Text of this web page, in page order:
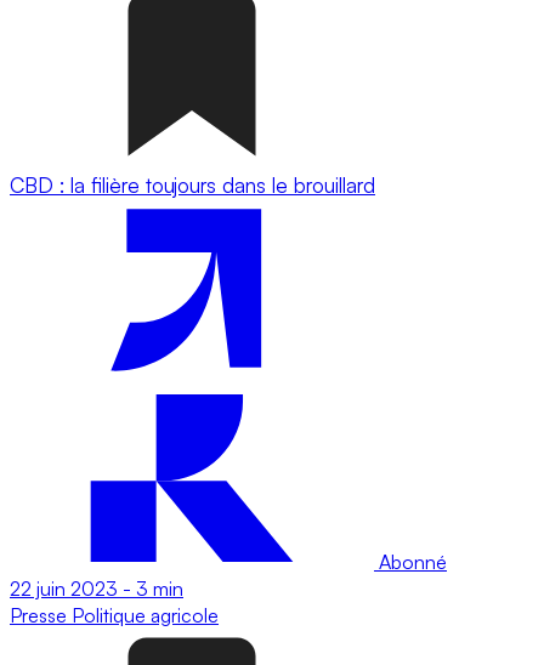
CBD : la filière toujours dans le brouillard
Abonné
22 juin 2023 - 3 min
Presse Politique agricole